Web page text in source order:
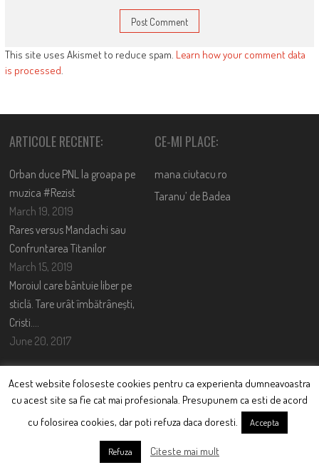
This site uses Akismet to reduce spam. Learn how your comment data
is processed.
ARTICOLE RECENTE:
Orban duce PNL la groapa pe
muzica #Rezist
March 19, 2019
Rares versus Mandachi sau
Confruntarea Titanilor
March 15, 2019
Moroiul care bântuie liber pe
sticlă. Tare urât îmbătrânești,
Cristi….
June 20, 2017
CE-MI PLACE:
mana.ciutacu.ro
Taranu’ de Badea
TWITTER FEED
Could not authenticate you.
Acest website foloseste cookies pentru ca experienta dumneavoastra
cu acest site sa fie cat mai profesionala. Presupunem ca esti de acord
cu folosirea cookies, dar poti refuza daca doresti.
Accepta
Refuza Citeste mai mult